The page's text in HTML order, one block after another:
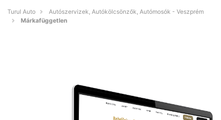
Turul Auto
Autószervizek, Autókölcsönzők, Autómosók - Veszprém
Márkafüggetlen